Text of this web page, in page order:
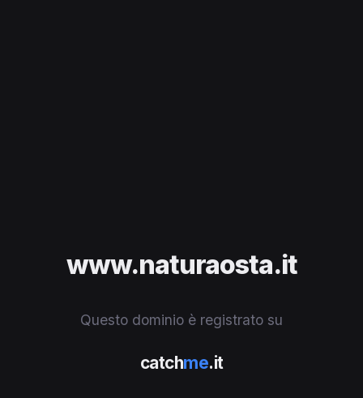
www.naturaosta.it
Questo dominio è registrato su
catchme.it